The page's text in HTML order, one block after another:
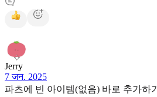
Jerry
7 जन. 2025
파츠에 빈 아이템(없음) 바로 추가하기